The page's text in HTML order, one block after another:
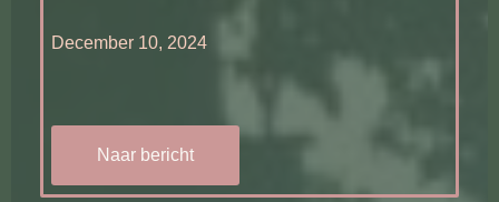
December 10, 2024
Naar bericht